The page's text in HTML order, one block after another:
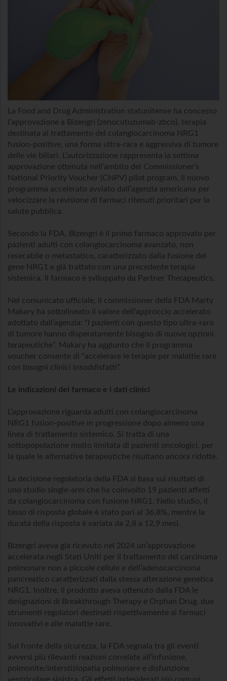
La Food and Drug Administration statunitense ha concesso
l’approvazione a Bizengri (zenocutuzumab-zbco), terapia
destinata al trattamento del colangiocarcinoma NRG1
fusion-positive, una forma ultra-rara e aggressiva di tumore
delle vie biliari. L’autorizzazione rappresenta la settima
approvazione ottenuta nell’ambito del Commissioner’s
National Priority Voucher (CNPV) pilot program, il nuovo
programma accelerato avviato dall’agenzia americana per
velocizzare la revisione di farmaci ritenuti prioritari per la
salute pubblica.
Secondo la FDA, Bizengri è il primo farmaco approvato per
pazienti adulti con colangiocarcinoma avanzato, non
resecabile o metastatico, caratterizzato dalla fusione del
gene NRG1 e già trattato con una precedente terapia
sistemica. Il farmaco è sviluppato da Partner Therapeutics.
Nel comunicato ufficiale, il commissioner della FDA Marty
Makary ha sottolineato il valore dell’approccio accelerato
adottato dall’agenzia: “I pazienti con questo tipo ultra-raro
di tumore hanno disperatamente bisogno di nuove opzioni
terapeutiche”. Makary ha aggiunto che il programma
voucher consente di “accelerare le terapie per malattie rare
con bisogni clinici insoddisfatti”.
Le indicazioni del farmaco e i dati clinici
L’approvazione riguarda adulti con colangiocarcinoma
NRG1 fusion-positive in progressione dopo almeno una
linea di trattamento sistemico. Si tratta di una
sottopopolazione molto limitata di pazienti oncologici, per
la quale le alternative terapeutiche risultano ancora ridotte.
La decisione regolatoria della FDA si basa sui risultati di
uno studio single-arm che ha coinvolto 19 pazienti affetti
da colangiocarcinoma con fusione NRG1. Nello studio, il
tasso di risposta globale è stato pari al 36,8%, mentre la
durata della risposta è variata da 2,8 a 12,9 mesi.
Bizengri aveva già ricevuto nel 2024 un’approvazione
accelerata negli Stati Uniti per il trattamento del carcinoma
polmonare non a piccole cellule e dell’adenocarcinoma
pancreatico caratterizzati dalla stessa alterazione genetica
NRG1. Inoltre, il prodotto aveva ottenuto dalla FDA le
designazioni di Breakthrough Therapy e Orphan Drug, due
strumenti regolatori destinati rispettivamente ai farmaci
innovativi e alle malattie rare.
Sul fronte della sicurezza, la FDA segnala tra gli eventi
avversi più rilevanti reazioni correlate all’infusione,
polmonite/interstiziopatia polmonare e disfunzione